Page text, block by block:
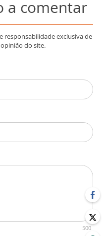
a comentar
responsabilidade exclusiva de
do site.
500